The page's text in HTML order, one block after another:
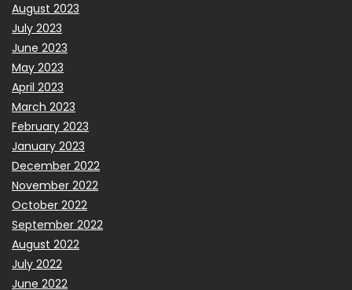
August 2023
July 2023
June 2023
May 2023
April 2023
March 2023
February 2023
January 2023
December 2022
November 2022
October 2022
September 2022
August 2022
July 2022
June 2022